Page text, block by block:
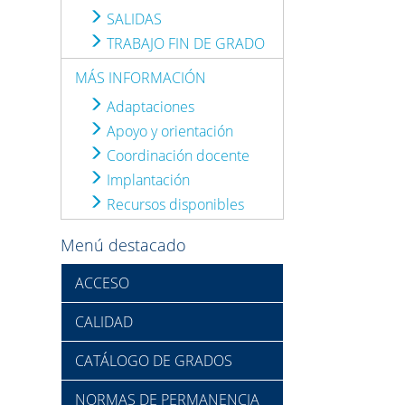
SALIDAS
TRABAJO FIN DE GRADO
MÁS INFORMACIÓN
Adaptaciones
Apoyo y orientación
Coordinación docente
Implantación
Recursos disponibles
Menú destacado
ACCESO
CALIDAD
CATÁLOGO DE GRADOS
NORMAS DE PERMANENCIA